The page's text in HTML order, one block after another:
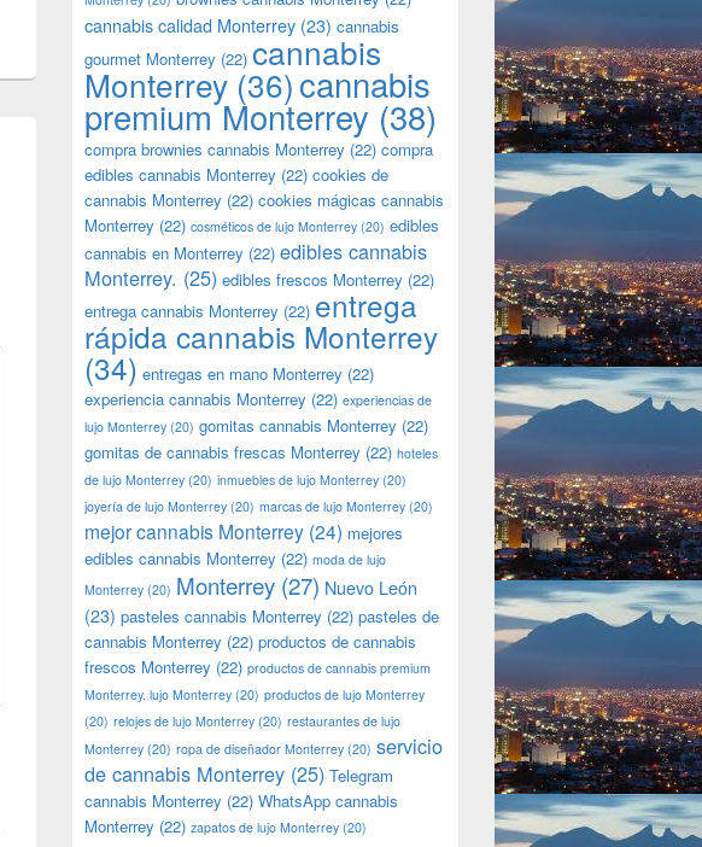
cannabis calidad Monterrey (23) cannabis
gourmet Monterrey (22) cannabis
Monterrey (36)cannabis
premium Monterrey (38)
compra brownies cannabis Monterrey (22) compra
edibles cannabis Monterrey (22) cookies de
cannabis Monterrey (22) cookies mágicas cannabis
Monterrey (22) cosméticos de lujo Monterrey (20) edibles
cannabis en Monterrey (22) edibles cannabis
Monterrey. (25) edibles frescos Monterrey (22)
entrega cannabis Monterrey (22) entrega
rápida cannabis Monterrey
(34) entregas en mano Monterrey (22)
experiencia cannabis Monterrey (22) experiencias de
lujo Monterrey (20) gomitas cannabis Monterrey (22)
gomitas de cannabis frescas Monterrey (22) hoteles
de lujo Monterrey (20) inmuebles de lujo Monterrey (20)
joyería de lujo Monterrey (20) marcas de lujo Monterrey (20)
mejor cannabis Monterrey (24) mejores
edibles cannabis Monterrey (22) moda de lujo
Monterrey (20) Monterrey (27) Nuevo León
(23) pasteles cannabis Monterrey (22) pasteles de
cannabis Monterrey (22) productos de cannabis
frescos Monterrey (22) productos de cannabis premium
Monterrey. lujo Monterrey (20) productos de lujo Monterrey
(20) relojes de lujo Monterrey (20) restaurantes de lujo
Monterrey (20) ropa de diseñador Monterrey (20) servicio
de cannabis Monterrey (25) Telegram
cannabis Monterrey (22) WhatsApp cannabis
Monterrey (22) zapatos de lujo Monterrey (20)